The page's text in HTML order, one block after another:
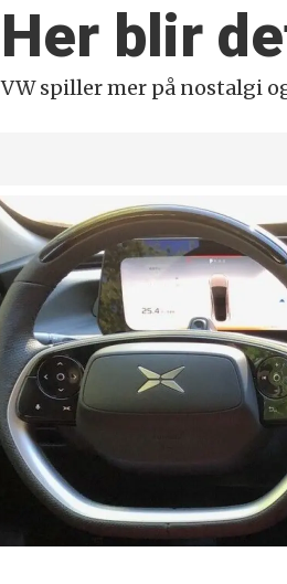
Her blir
VW spiller mer på nostalgi